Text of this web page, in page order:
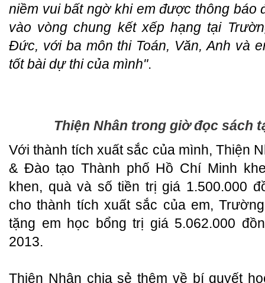
niềm vui bất ngờ khi em được thông báo
vào vòng chung kết xếp hạng tại
Đức, với ba môn thi Toán, Văn, Anh và
tốt bài dự thi của mình".
Thiện Nhân trong giờ đọc sách
Với thành tích xuất sắc của mình, Thiện
& Đào tạo Thành phố Hồ Chí Minh
khen, quà và số tiền trị giá 1.500.000
cho thành tích xuất sắc của em,
tặng em học bổng trị giá 5.062.000
2013.
Thiện Nhân chia sẻ thêm về bí quyết